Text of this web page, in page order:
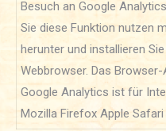
Besuch an Google
Sie diese Funktion nutzen
herunter und installieren
Webbrowser. Das
Google Analytics ist für
Mozilla Firefox Apple Safari